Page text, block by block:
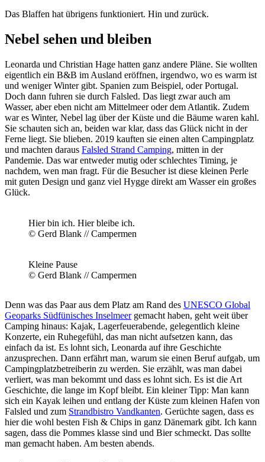
Das Blaffen hat übrigens funktioniert. Hin und zurück.
Nebel sehen und bleiben
Leonarda und Christian Hage hatten ganz andere Pläne. Sie wollten
eigentlich ein B&B im Ausland eröffnen, irgendwo, wo es warm ist
und weniger Winter gibt. Spanien zum Beispiel, oder Portugal.
Doch dann fuhren sie durch Falsled. Das liegt zwar auch am
Wasser, aber eben nicht am Mittelmeer oder dem Atlantik. Zudem
war es Winter, Nebel lag über der Küste und die Bäume waren kahl.
Sie schauten sich an, beiden war klar, dass das Glück nicht in der
Ferne liegt. Sie blieben. 2019 kauften sie einen alten Campingplatz
und machten daraus Falsled Strand Camping, mitten in der
Pandemie. Das war entweder mutig oder schlechtes Timing, je
nachdem, wen man fragt. Für die Besucher ist diese kleinen Perle
mit guten Design und ganz viel Hygge direkt am Wasser ein großes
Glück.
Hier bin ich. Hier bleibe ich.
© Gerd Blank // Campermen
Kleine Pause
© Gerd Blank // Campermen
Denn was das Paar aus dem Platz am Rand des UNESCO Global
Geoparks Südfünisches Inselmeergemacht haben, geht weit über
Camping hinaus: Kajak, Lagerfeuerabende, gelegentlich kleine
Konzerte, ein Ruhegefühl, das man nicht aufsetzen kann, das
einfach da ist. Es lohnt sich, Leonarda auf ihre Geschichte
anzusprechen. Dann erfährt man, warum sie einen Beruf aufgab, um
Campingplatzbetreiberin zu werden. Sie erzählt, was man dabei
verliert, was man bekommt und dass es lohnt sich. Es ist die Art
Geschichte, die lange im Kopf bleibt. Ein kleiner Tipp: Man kann
sich ein Kayak leihen und entlang der Küste zum kleinen Hafen von
Falsled und zum Strandbistro Vandkanten. Gerüchte sagen, dass es
hier die wohl besten Fish & Chips in ganz Dänemark gibt. Ich kann
sagen, dass die Pommes klasse sind und Bier schmeckt. Das sollte
man gemacht haben. Am besten abends.